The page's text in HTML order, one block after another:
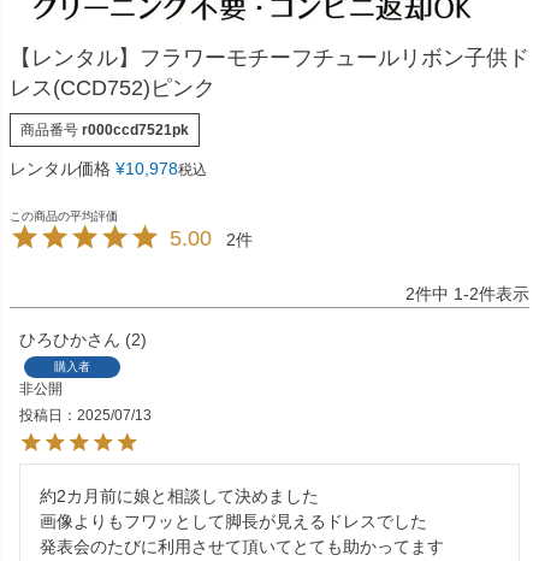
【レンタル】フラワーモチーフチュールリボン子供ド
レス(CCD752)ピンク
商品番号 r000ccd7521pk
レンタル価格 ¥10,978税込
5.00 2
2件中 1-2件表示
ひろひか 2
購入者
非公開
投稿日
2025/07/13
約2カ月前に娘と相談して決めました
画像よりもフワッとして脚長が見えるドレスでした
発表会のたびに利用させて頂いてとても助かってます